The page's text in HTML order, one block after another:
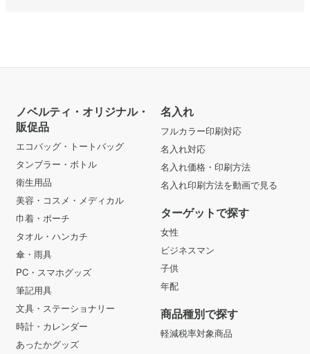
ノベルティ・オリジナル・
販促品
エコバッグ・トートバッグ
タンブラー・ボトル
衛生用品
美容・コスメ・メディカル
巾着・ポーチ
タオル・ハンカチ
傘・雨具
PC・スマホグッズ
筆記用具
文具・ステーショナリー
時計・カレンダー
あったかグッズ
名入れ
フルカラー印刷対応
名入れ対応
名入れ価格・印刷方法
名入れ印刷方法を動画で見る
ターゲットで探す
女性
ビジネスマン
子供
年配
商品種別で探す
軽減税率対象商品